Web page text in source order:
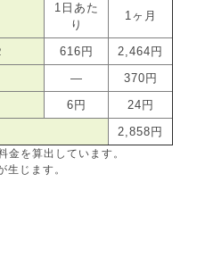
1日あた
り
1ヶ月
616円
2,464円
―
370円
6円
24円
2,858円
を算出しています。
じます。